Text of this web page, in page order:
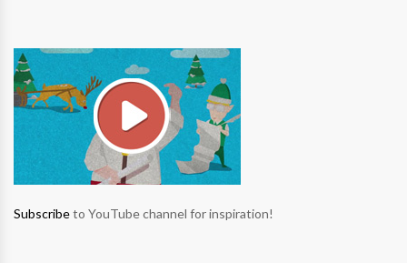
Subscribeto YouTube channel for inspiration!